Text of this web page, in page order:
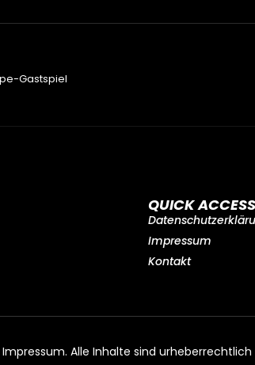
Gastspiel
QUICK ACCESS
Impressum
Kontakt
Alle Inhalte sind